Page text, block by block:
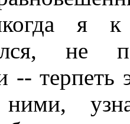
я
не
-- терпеть